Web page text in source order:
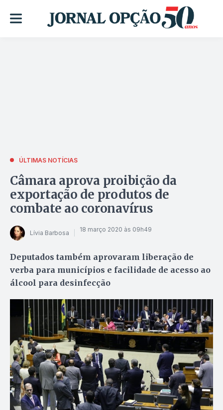
ÚLTIMAS NOTÍCIAS
Câmara aprova proibição da
exportação de produtos de
combate ao coronavírus
Lívia Barbosa 18 março 2020 às 09h49
Deputados também aprovaram liberação de
verba para municípios e facilidade de acesso ao
álcool para desinfecção